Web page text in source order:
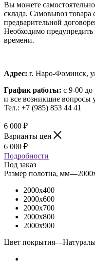
Вы можете
склада. Самовывоз товара
предварительной
Необходимо
времени.
Адрес: г. Наро-Фоминск,
График работы: с 9-00
и все возникшие вопросы
Тел.: +7 (985) 853 44 41
6 000 ₽
Варианты цен
6 000 ₽
Подробности
Под заказ
Размер полотна, мм—
2000x400
2000x600
2000x700
2000x800
2000x900
Цвет покрытия—